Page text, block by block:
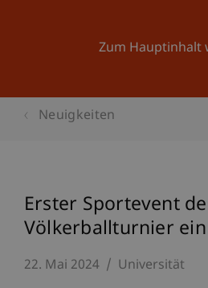
Zum Hauptinhalt
Neuigkeiten
Erster Sportevent
Völkerballturnier
22. Mai 2024 Universität